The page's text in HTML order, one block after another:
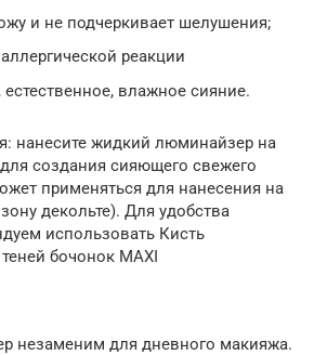
и не подчеркивает шелушения;
реакции
естественное, влажное сияние.
нанесите жидкий люминайзер на
создания сияющего свежего
применяться для нанесения на
декольте). Для удобства
использовать Кисть
бочонок MAXI
незаменим для дневного макияжа.